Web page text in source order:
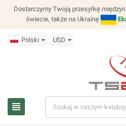
Dostarczymy Twoją przesyłkę
świecie, także na Ukrainę
Polski USD
view_headline